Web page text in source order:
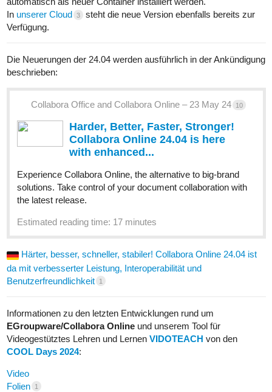
In unserer Cloud 3
steht die neue Version ebenfalls bereits zur
Verfügung.
Die Neuerungen der 24.04 werden ausführlich in der Ankündigung
beschrieben:
Collabora Office and Collabora Online – 23 May 24 10
Harder, Better, Faster, Stronger!
Collabora Online 24.04 is here
with enhanced...
Experience Collabora Online, the alternative to big-brand
solutions. Take control of your document collaboration with
the latest release.
Estimated reading time: 17 minutes
Härter, besser, schneller, stabiler! Collabora Online 24.04 ist
da mit verbesserter Leistung, Interoperabilität und
Benutzerfreundlichkeit
1
Informationen zu den letzten Entwicklungen rund um
EGroupware/Collabora Online und unserem Tool für
Videogestütztes Lehren und Lernen VIDOTEACH von den
COOL Days 2024:
Video
Folien
1